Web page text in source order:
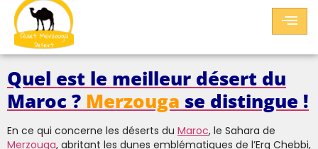
Quel est le meilleur désert du
Maroc ? Merzouga se distingue !
En ce qui concerne les déserts du Maroc, le Sahara de
Merzouga, abritant les dunes emblématiques de l’Erg Chebbi,